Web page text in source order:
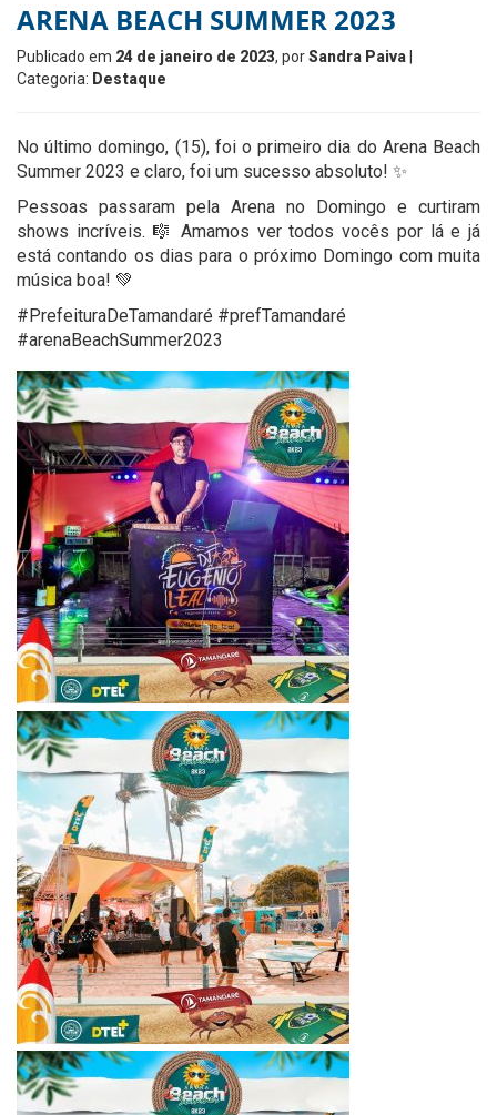
ARENA BEACH SUMMER 2023
Publicado em 24 de janeiro de 2023, porSandra Paiva
Categoria: Destaque
No último domingo, (15), foi o primeiro dia do Arena Beach
Summer 2023 e claro, foi um sucesso absoluto! ✨
Pessoas passaram pela Arena no Domingo e curtiram
shows incríveis. 🎼 Amamos ver todos vocês por lá e já
está contando os dias para o próximo Domingo com muita
música boa! 💚
#PrefeituraDeTamandaré #prefTamandaré
#arenaBeachSummer2023